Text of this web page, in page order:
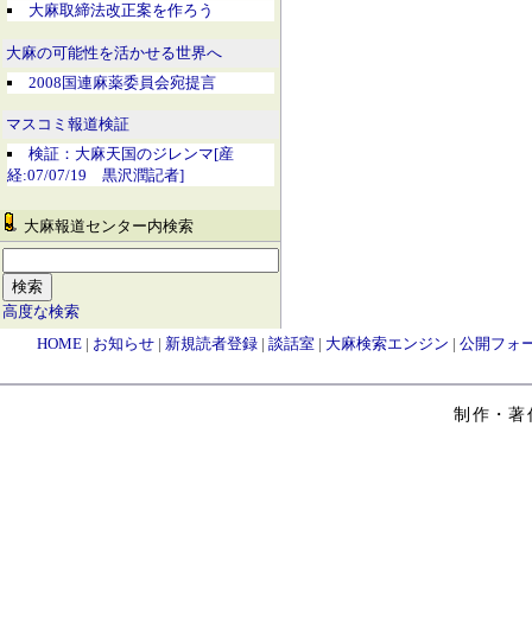
大麻取締法改正案を作ろう
大麻の可能性を活かせる世界へ
2008国連麻薬委員会宛提言
マスコミ報道検証
検証：大麻天国のジレンマ[産
経:07/07/19 黒沢潤記者]
大麻報道センター内検索
高度な検索
HOME | お知らせ | 新規読者登録 | 談話室 | 大麻検索エンジン | 公開フォ
制作・